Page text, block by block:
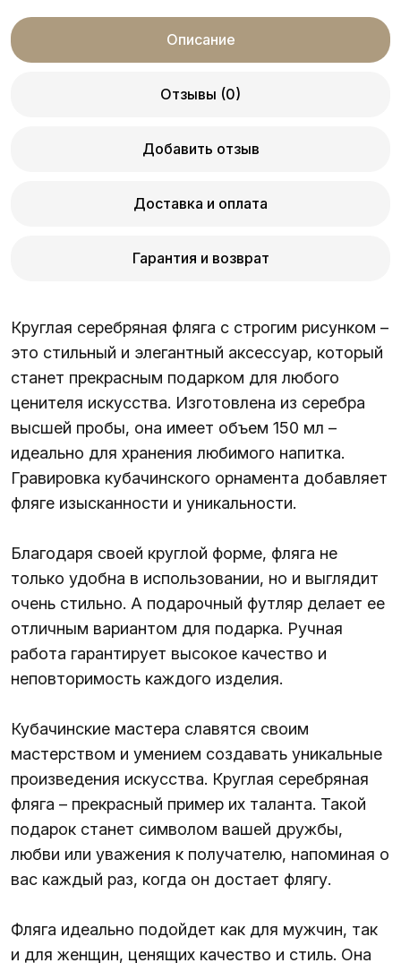
Описание
Отзывы (0)
Добавить отзыв
Доставка и оплата
Гарантия и возврат
Круглая серебряная фляга с строгим рисунком –
это стильный и элегантный аксессуар, который
станет прекрасным подарком для любого
ценителя искусства. Изготовлена из серебра
высшей пробы, она имеет объем 150 мл –
идеально для хранения любимого напитка.
Гравировка кубачинского орнамента добавляет
фляге изысканности и уникальности.
Благодаря своей круглой форме, фляга не
только удобна в использовании, но и выглядит
очень стильно. А подарочный футляр делает ее
отличным вариантом для подарка. Ручная
работа гарантирует высокое качество и
неповторимость каждого изделия.
Кубачинские мастера славятся своим
мастерством и умением создавать уникальные
произведения искусства. Круглая серебряная
фляга – прекрасный пример их таланта. Такой
подарок станет символом вашей дружбы,
любви или уважения к получателю, напоминая о
вас каждый раз, когда он достает флягу.
Фляга идеально подойдет как для мужчин, так
и для женщин, ценящих качество и стиль. Она